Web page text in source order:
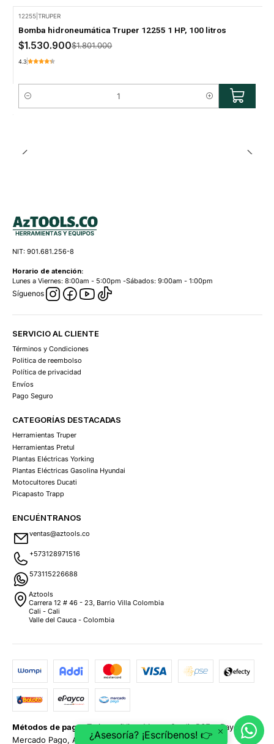
12255 |TRUPER
Bomba hidroneumática Truper 12255 1 HP, 100 litros
$1.530.900$1.801.000
4.3
Cantidad
NIT: 901.681.256-8
Horario de atención:
Lunes a Viernes: 8:00am - 5:00pm -Sábados: 9:00am - 1:00pm
Síguenos
SERVICIO AL CLIENTE
Términos y Condiciones
Politica de reembolso
Política de privacidad
Envíos
Pago Seguro
CATEGORÍAS DESTACADAS
Herramientas Truper
Herramientas Pretul
Plantas Eléctricas Yorking
Plantas Eléctricas Gasolina Hyundai
Motocultores Ducati
Picapasto Trapp
ENCUÉNTRANOS
ventas@aztools.co
+573128971516
573115226688
Aztools
Carrera 12 # 46 - 23, Barrio Villa Colombia
Cali - Cali
Valle del Cauca - Colombia
Métodos de pago:Tarjetas (Visa, MasterCard), PSE, ePayco,
Mercado Pago, Addi y Sistecrédito.¿Asesoría? ¡Escríbenos! 👉